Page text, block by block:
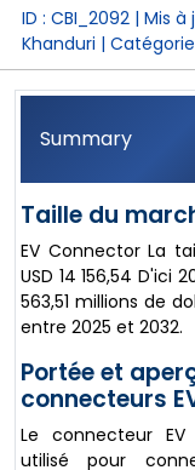
ID : CBI_2092 | Mis à
Khanduri |
Summary
Taille du
EV Connector La
USD 14 156,54
563,51 millions de
entre 2025 et 2032.
Portée et
connecteurs
Le connecteur
utilisé pour